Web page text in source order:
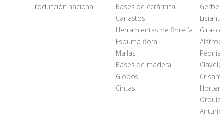
Producción nacional
Bases de cerámica
Canastos
Herramientas de florería
Espuma floral
Mallas
Bases de madera
Globos
Cintas